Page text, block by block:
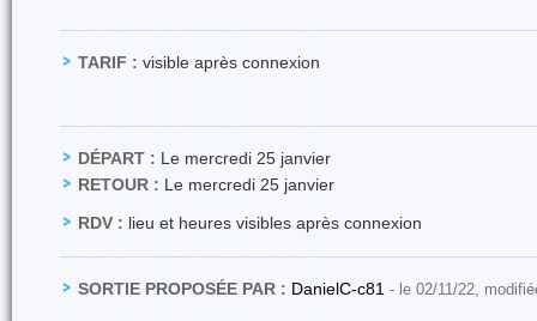
TARIF : visible après connexion
DÉPART : Le mercredi 25 janvier
RETOUR : Le mercredi 25 janvier
RDV : lieu et heures visibles après connexion
SORTIE PROPOSÉE PAR : DanielC-c81 - le 02/11/22,